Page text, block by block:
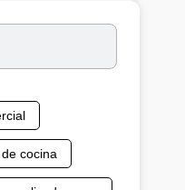
cocina